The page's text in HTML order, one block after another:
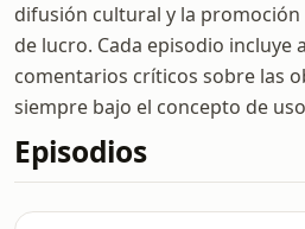
difusión cultural y la
de lucro. Cada episodio incluye
comentarios críticos sobre las
siempre bajo el concepto de
Episodios